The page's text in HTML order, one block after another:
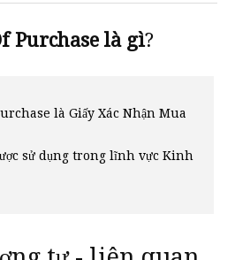
Purchase là gì?
là Giấy Xác Nhận Mua
sử dụng trong lĩnh vực Kinh